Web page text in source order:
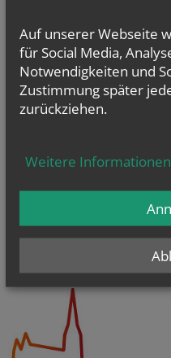
Auf unserer Webseite
für Social Media,
Notwendigkeiten und
Zustimmung später
zurückziehen.
Weitere